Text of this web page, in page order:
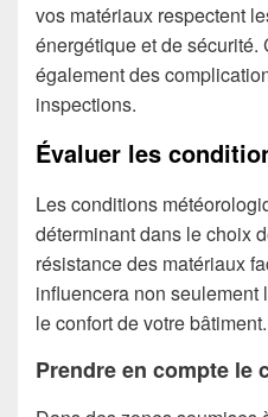
vos matériaux respectent
énergétique et de sécurité.
également des
inspections.
Évaluer les
Les conditions
déterminant dans le choix
résistance des matériaux
influencera non
le confort de votre bâtiment.
Prendre en compte le